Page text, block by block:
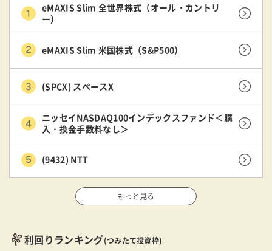
eMAXIS Slim 全世界株式（オール・カントリ
ー）
eMAXIS Slim 米国株式（S&P500）
(SPCX) スペースX
ニッセイNASDAQ100インデックスファンド＜購
入・換金手数料なし＞
(9432) NTT
もっと見る
利回りランキング(つみたて投資枠)